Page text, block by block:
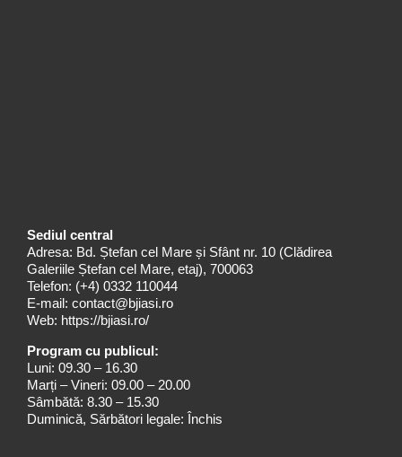
Sediul central
Adresa: Bd. Ștefan cel Mare și Sfânt nr. 10 (Clădirea
Galeriile Ștefan cel Mare, etaj), 700063
Telefon: (+4) 0332 110044
E-mail: contact@bjiasi.ro
Web: https://bjiasi.ro/
Program cu publicul:
Luni: 09.30 – 16.30
Marți – Vineri: 09.00 – 20.00
Sâmbătă: 8.30 – 15.30
Duminică, Sărbători legale: Închis